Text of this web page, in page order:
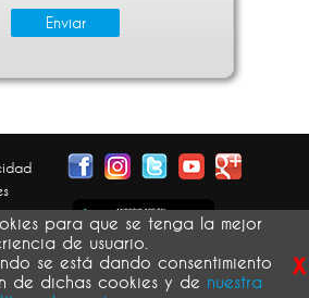
para que se tenga la mejor
de usuario.
se está dando consentimiento
de dichas cookies y de nuestra
x